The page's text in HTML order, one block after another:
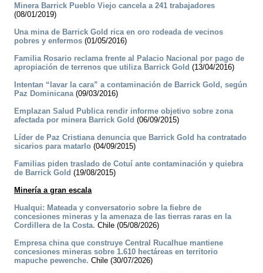
Minera Barrick Pueblo Viejo cancela a 241 trabajadores
(08/01/2019)
Una mina de Barrick Gold rica en oro rodeada de vecinos
pobres y enfermos (01/05/2016)
Familia Rosario reclama frente al Palacio Nacional por pago de
apropiación de terrenos que utiliza Barrick Gold (13/04/2016)
Intentan “lavar la cara” a contaminación de Barrick Gold, según
Paz Dominicana(09/03/2016)
Emplazan Salud Publica rendir informe objetivo sobre zona
afectada por minera Barrick Gold (06/09/2015)
Líder de Paz Cristiana denuncia que Barrick Gold ha contratado
sicarios para matarlo (04/09/2015)
Familias piden traslado de Cotuí ante contaminación y quiebra
de Barrick Gold (19/08/2015)
Minería a gran escala
Hualqui: Mateada y conversatorio sobre la fiebre de
concesiones mineras y la amenaza de las tierras raras en la
Cordillera de la Costa. Chile (05/08/2026)
Empresa china que construye Central Rucalhue mantiene
concesiones mineras sobre 1.610 hectáreas en territorio
mapuche pewenche. Chile (30/07/2026)